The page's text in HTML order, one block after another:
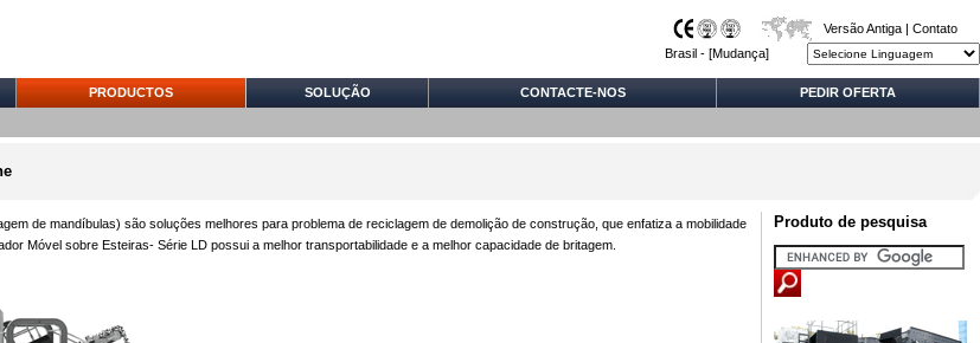
Versão Antiga | Contato
Brasil - [Mudança]
PRODUCTOS SOLUÇÃO CONTACTE-NOS PEDIR OFERTA
de mandíbulas) são soluções melhores para problema de reciclagem de demolição de construção, que enfatiza a mobilidade
Móvel sobre Esteiras- Série LD possui a melhor transportabilidade e a melhor capacidade de britagem.
Produto de pesquisa